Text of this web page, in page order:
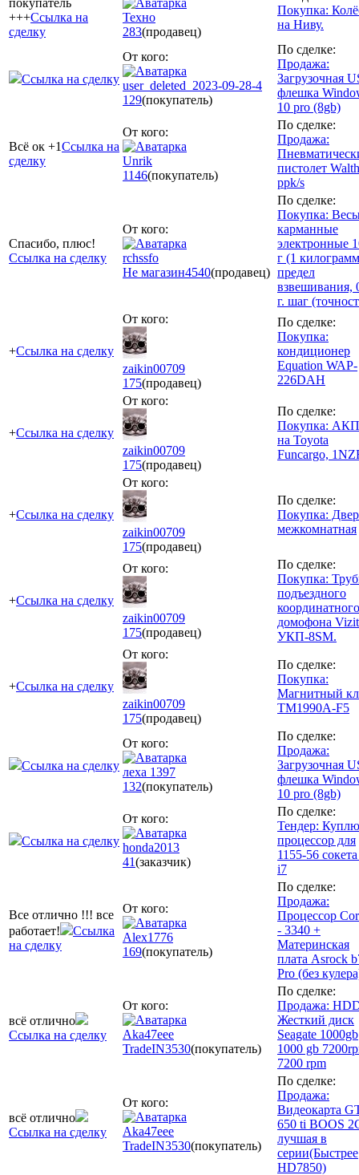
+++Ссылка на
сделку
Техно
283(продавец)
Покупка:
на Ниву.
Ссылка на сделку
От кого:
user_deleted_2023-09-28-4
129(покупатель)
По сделке:
Продажа:
Загрузочная
флешка
10 pro (8gb)
Всё ок +1Ссылка на
сделку
От кого:
Unrik
1146(покупатель)
По сделке:
Продажа:
пистолет
ppk/s
Спасибо, плюс!
Ссылка на сделку
От кого:
rchssfo
Не магазин4540(продавец)
По сделке:
Покупка:
карманные
электронные
г (1
предел
взвешивания,
г. шаг
+Ссылка на сделку
От кого:
zaikin00709
175(продавец)
По сделке:
Покупка:
кондиционер
Equation WAP-
226DAH
+Ссылка на сделку
От кого:
zaikin00709
175(продавец)
По сделке:
Покупка:
на Toyota
Funcargo,
+Ссылка на сделку
От кого:
zaikin00709
175(продавец)
По сделке:
Покупка:
межкомнатная
+Ссылка на сделку
От кого:
zaikin00709
175(продавец)
По сделке:
Покупка:
подъездного
координатного
домофона Vizit
УКП-8SM.
+Ссылка на сделку
От кого:
zaikin00709
175(продавец)
По сделке:
Покупка:
Магнитный
TM1990A-F5
Ссылка на сделку
От кого:
леха 1397
132(покупатель)
По сделке:
Продажа:
Загрузочная
флешка
10 pro (8gb)
Ссылка на сделку
От кого:
honda2013
41(заказчик)
По сделке:
Тендер: Куплю
процессор для
1155-56
i7
Все отлично !!! все
работает!
Ссылка
на сделку
От кого:
Alex1776
169(покупатель)
По сделке:
Продажа:
Процессор
- 3340 +
Материнская
плата Asrock
Pro (без
всё отлично
Ссылка на сделку
От кого:
Aka47eee
TradeIN3530(покупатель)
По сделке:
Продажа:
Жесткий диск
Seagate 1000gb
1000 gb
7200 rpm
всё отлично
Ссылка на сделку
От кого:
Aka47eee
TradeIN3530(покупатель)
По сделке:
Продажа:
Видеокарта
650 ti BOOS
лучшая в
серии(Быстрее
HD7850)